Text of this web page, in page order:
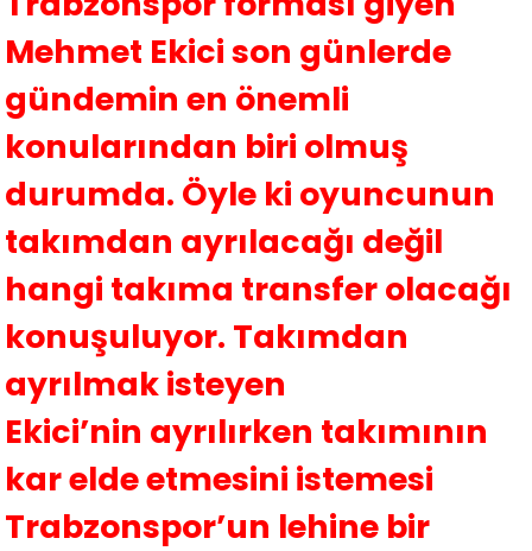
Mehmet Ekici son günlerde
gündemin en önemli
konularından biri olmuş
durumda. Öyle ki oyuncunun
takımdan ayrılacağı değil
hangi takıma transfer olacağı
konuşuluyor. Takımdan
ayrılmak isteyen
Ekici’nin ayrılırken takımının
kar elde etmesini istemesi
Trabzonspor’un lehine bir